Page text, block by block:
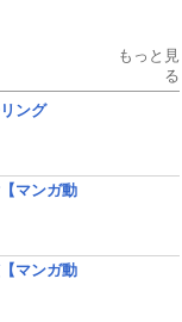
もっと見
る
ング
マンガ動
マンガ動